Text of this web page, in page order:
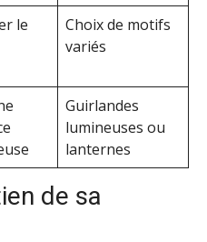
le
Choix de motifs
variés
Guirlandes
lumineuses ou
lanternes
de sa